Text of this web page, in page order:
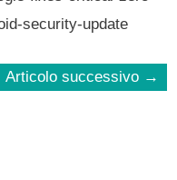
security-update
Articolo successivo →